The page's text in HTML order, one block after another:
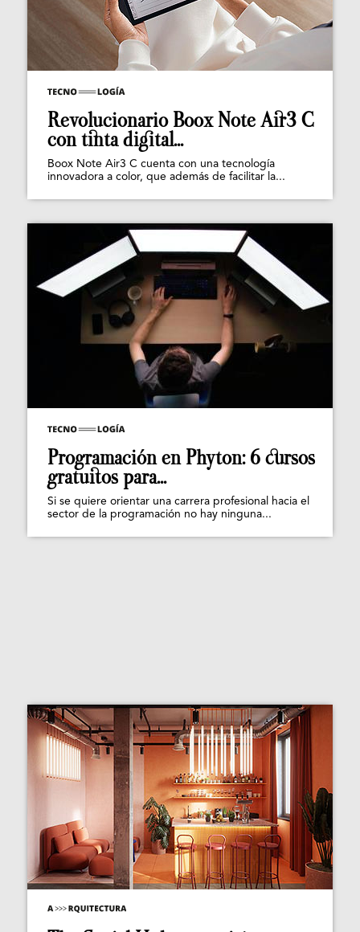
Revolucionario Boox Note Air3 C
con tinta digital...
Boox Note Air3 C cuenta con una tecnología
innovadora a color, que además de facilitar la...
Programación en Phyton: 6 cursos
gratuitos para...
Si se quiere orientar una carrera profesional hacia el
sector de la programación no hay ninguna...